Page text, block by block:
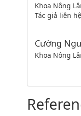
Khoa Nông
Tác giả liên
Cường
Khoa Nông